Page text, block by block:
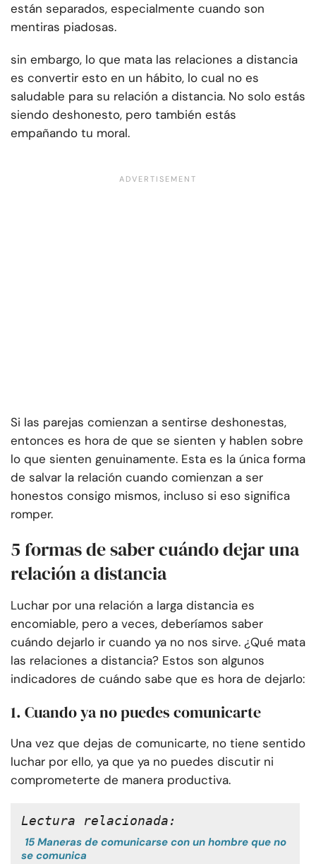
están separados, especialmente cuando son
mentiras piadosas.
sin embargo, lo que mata las relaciones a distancia
es convertir esto en un hábito, lo cual no es
saludable para su relación a distancia. No solo estás
siendo deshonesto, pero también estás
empañando tu moral.
Si las parejas comienzan a sentirse deshonestas,
entonces es hora de que se sienten y hablen sobre
lo que sienten genuinamente. Esta es la única forma
de salvar la relación cuando comienzan a ser
honestos consigo mismos, incluso si eso significa
romper.
5 formas de saber cuándo dejar una
relación a distancia
Luchar por una relación a larga distancia es
encomiable, pero a veces, deberíamos saber
cuándo dejarlo ir cuando ya no nos sirve. ¿Qué mata
las relaciones a distancia? Estos son algunos
indicadores de cuándo sabe que es hora de dejarlo:
1. Cuando ya no puedes comunicarte
Una vez que dejas de comunicarte, no tiene sentido
luchar por ello, ya que ya no puedes discutir ni
comprometerte de manera productiva.
Lectura relacionada:
15 Maneras de comunicarse con un hombre que no
se comunica